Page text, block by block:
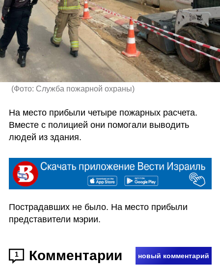
(Фото: Служба пожарной охраны)
На место прибыли четыре пожарных расчета.
Вместе с полицией они помогали выводить
людей из здания.
Пострадавших не было. На место прибыли
представители мэрии.
1 Комментарии новый комментарий